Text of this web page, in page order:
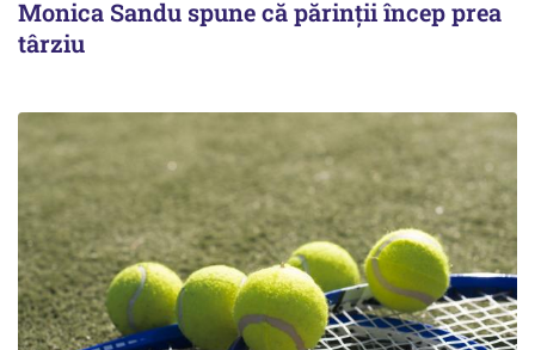
Monica Sandu spune că părinții încep prea
târziu